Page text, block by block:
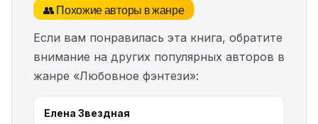
👥 Похожие авторы в жанре
Если вам понравилась эта книга, обратите
внимание на других популярных авторов в
жанре «Любовное фэнтези»:
Елена Звездная